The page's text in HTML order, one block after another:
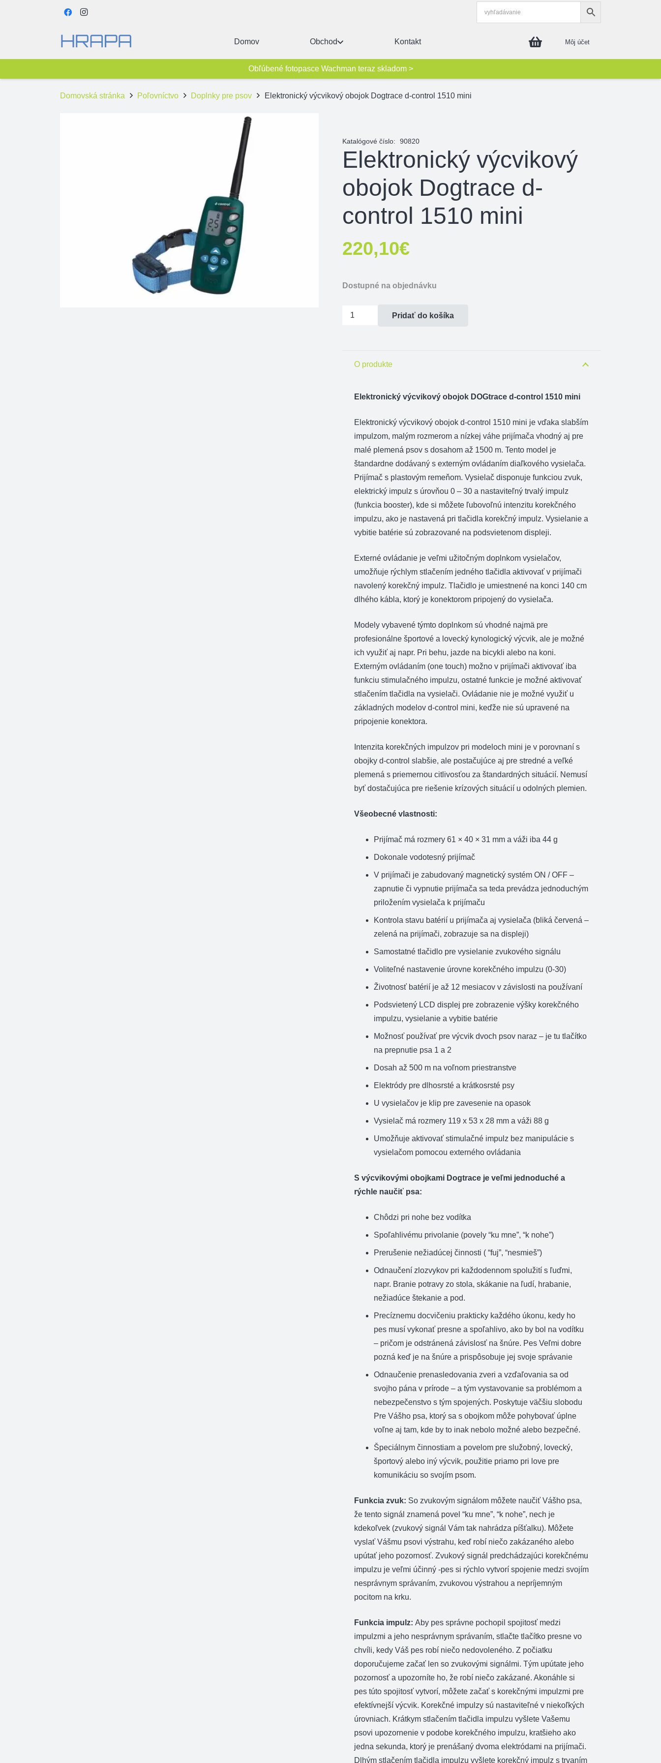
Domov Obchod Kontakt Môj účet
Obľúbené fotopasce Wachman teraz skladom >
Domovská stránka Poľovníctvo Doplnky pre psov Elektronický výcvikový obojok Dogtrace d-control 1510 mini
Katalógové číslo: 90820
Elektronický výcvikový
obojok Dogtrace d-
control 1510 mini
220,10€
Dostupné na objednávku
množstvo
Dogtrace
control
mini
Pridať do košíka
O produkte
Elektronický výcvikový obojok DOGtrace d-control 1510 mini
Elektronický výcvikový obojok d-control 1510 mini je vďaka slabším
impulzom, malým rozmerom a nízkej váhe prijímača vhodný aj pre
malé plemená psov s dosahom až 1500 m. Tento model je
štandardne dodávaný s externým ovládaním diaľkového vysielača.
Prijímač s plastovým remeňom. Vysielač disponuje funkciou zvuk,
elektrický impulz s úrovňou 0 – 30 a nastaviteľný trvalý impulz
(funkcia booster), kde si môžete ľubovoľnú intenzitu korekčného
impulzu, ako je nastavená pri tlačidla korekčný impulz. Vysielanie a
vybitie batérie sú zobrazované na podsvietenom displeji.
Externé ovládanie je veľmi užitočným doplnkom vysielačov,
umožňuje rýchlym stlačením jedného tlačidla aktivovať v prijímači
navolený korekčný impulz. Tlačidlo je umiestnené na konci 140 cm
dlhého kábla, ktorý je konektorom pripojený do vysielača.
Modely vybavené týmto doplnkom sú vhodné najmä pre
profesionálne športové a lovecký kynologický výcvik, ale je možné
ich využiť aj napr. Pri behu, jazde na bicykli alebo na koni.
Externým ovládaním (one touch) možno v prijímači aktivovať iba
funkciu stimulačného impulzu, ostatné funkcie je možné aktivovať
stlačením tlačidla na vysielači. Ovládanie nie je možné využiť u
základných modelov d-control mini, keďže nie sú upravené na
pripojenie konektora.
Intenzita korekčných impulzov pri modeloch mini je v porovnaní s
obojky d-control slabšie, ale postačujúce aj pre stredné a veľké
plemená s priemernou citlivosťou za štandardných situácií. Nemusí
byť dostačujúca pre riešenie krízových situácií u odolných plemien.
Všeobecné vlastnosti:
Prijímač má rozmery 61 × 40 × 31 mm a váži iba 44 g
Dokonale vodotesný prijímač
V prijímači je zabudovaný magnetický systém ON / OFF –
zapnutie či vypnutie prijímača sa teda prevádza jednoduchým
priložením vysielača k prijímaču
Kontrola stavu batérií u prijímača aj vysielača (bliká červená –
zelená na prijímači, zobrazuje sa na displeji)
Samostatné tlačidlo pre vysielanie zvukového signálu
Voliteľné nastavenie úrovne korekčného impulzu (0-30)
Životnosť batérií je až 12 mesiacov v závislosti na používaní
Podsvietený LCD displej pre zobrazenie výšky korekčného
impulzu, vysielanie a vybitie batérie
Možnosť používať pre výcvik dvoch psov naraz – je tu tlačítko
na prepnutie psa 1 a 2
Dosah až 500 m na voľnom priestranstve
Elektródy pre dlhosrsté a krátkosrsté psy
U vysielačov je klip pre zavesenie na opasok
Vysielač má rozmery 119 x 53 x 28 mm a váži 88 g
Umožňuje aktivovať stimulačné impulz bez manipulácie s
vysielačom pomocou externého ovládania
S výcvikovými obojkami Dogtrace je veľmi jednoduché a
rýchle naučiť psa:
Chôdzi pri nohe bez vodítka
Spoľahlivému privolanie (povely “ku mne”, “k nohe”)
Prerušenie nežiadúcej činnosti ( “fuj”, “nesmieš”)
Odnaučení zlozvykov pri každodennom spolužití s ľuďmi,
napr. Branie potravy zo stola, skákanie na ľudí, hrabanie,
nežiadúce štekanie a pod.
Precíznemu docvičeniu prakticky každého úkonu, kedy ho
pes musí vykonať presne a spoľahlivo, ako by bol na vodítku
– pričom je odstránená závislosť na šnúre. Pes Veľmi dobre
pozná keď je na šnúre a prispôsobuje jej svoje správanie
Odnaučenie prenasledovania zveri a vzďaľovania sa od
svojho pána v prírode – a tým vystavovanie sa problémom a
nebezpečenstvo s tým spojených. Poskytuje väčšiu slobodu
Pre Vášho psa, ktorý sa s obojkom môže pohybovať úplne
voľne aj tam, kde by to inak nebolo možné alebo bezpečné.
Špeciálnym činnostiam a povelom pre služobný, lovecký,
športový alebo iný výcvik, použitie priamo pri love pre
komunikáciu so svojím psom.
Funkcia zvuk: So zvukovým signálom môžete naučiť Vášho psa,
že tento signál znamená povel “ku mne”, “k nohe”, nech je
kdekoľvek (zvukový signál Vám tak nahrádza píšťalku). Môžete
vyslať Vášmu psovi výstrahu, keď robí niečo zakázaného alebo
upútať jeho pozornosť. Zvukový signál predchádzajúci korekčnému
impulzu je veľmi účinný -pes si rýchlo vytvorí spojenie medzi svojím
nesprávnym správaním, zvukovou výstrahou a nepríjemným
pocitom na krku.
Funkcia impulz: Aby pes správne pochopil spojitosť medzi
impulzmi a jeho nesprávnym správaním, stlačte tlačítko presne vo
chvíli, kedy Váš pes robí niečo nedovoleného. Z počiatku
doporučujeme začať len so zvukovými signálmi. Tým upútate jeho
pozornosť a upozorníte ho, že robí niečo zakázané. Akonáhle si
pes túto spojitosť vytvorí, môžete začať s korekčnými impulzmi pre
efektívnejší výcvik. Korekčné impulzy sú nastaviteľné v niekoľkých
úrovniach. Krátkym stlačením tlačidla impulzu vyšlete Vašemu
psovi upozornenie v podobe korekčného impulzu, kratšieho ako
jedna sekunda, ktorý je prenášaný dvoma elektródami na prijímači.
Dlhým stlačením tlačidla impulzu vyšlete korekčný impulz s trvaním